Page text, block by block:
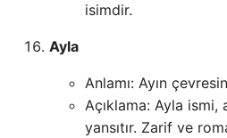
isimdir.
Ayla
Anlamı: Ayın
Açıklama: Ayla ismi,
yansıtır. Zarif ve